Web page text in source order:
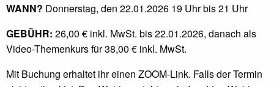
WANN? Donnerstag, den 22.01.2026 19 Uhr bis 21 Uhr
GEBÜHR: 26,00 € inkl. MwSt. bis 22.01.2026, danach als
Video-Themenkurs für 38,00 € inkl. MwSt.
Mit Buchung erhaltet ihr einen ZOOM-Link. Falls der Termin